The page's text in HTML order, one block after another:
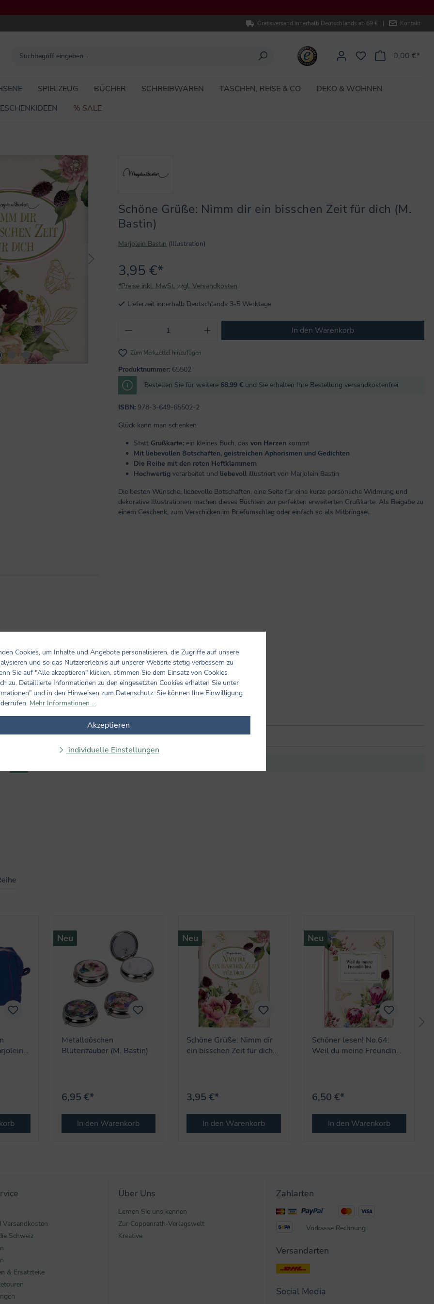
Gratisversand innerhalb Deutschlands ab 69 € | Kontakt
0,00 €*
SPIELZEUG BÜCHER SCHREIBWAREN TASCHEN, REISE & CO
DEKO & WOHNEN
% SALE
Schöne Grüße: Nimm dir ein bisschen Zeit für dich (M.
Bastin)
Marjolein Bastin (Illustration)
3,95 €*
*Preise inkl. MwSt. zzgl. Versandkosten
Lieferzeit innerhalb Deutschlands 3-5 Werktage
Produkt Anzahl: Gib den gewünschten Wert ein oder
In den Warenkorb
Zum Merkzettel hinzufügen
Produktnummer: 65502
Bestellen Sie für weitere 68,99 € und Sie erhalten Ihre Bestellung versandkostenfrei.
ISBN: 978-3-649-65502-2
Glück kann man schenken
Statt Grußkarte: ein kleines Buch, das von Herzen kommt
Mit liebevollen Botschaften, geistreichen Aphorismen und Gedichten
Die Reihe mit den roten Heftklammern
Hochwertig verarbeitet und liebevoll illustriert von Marjolein Bastin
Die besten Wünsche, liebevolle Botschaften, eine Seite für eine kurze persönliche Widmung und
dekorative Illustrationen machen dieses Büchlein zur perfekten erweiterten Grußkarte. Als Beigabe zu
einem Geschenk, zum Verschicken im Briefumschlag oder einfach so als Mitbringsel.
Neu
Metalldöschen
Blütenzauber (M. Bastin)
6,95 €*
In den Warenkorb
Neu
Schöne Grüße: Nimm dir
ein bisschen Zeit für dich
3,95 €*
In den Warenkorb
Neu
Schöner lesen! No.64:
Weil du meine Freundin
6,50 €*
In den Warenkorb
Versandkosten
Schweiz
& Ersatzteile
Über Uns
Lernen Sie uns kennen
Zur Coppenrath-Verlagswelt
Kreative
Zahlarten
Vorkasse Rechnung
Versandarten
Social Media
Cookies, um Inhalte und Angebote personalisieren, die Zugriffe auf unsere
und so das Nutzererlebnis auf unserer Website stetig verbessern zu
Sie auf "Alle akzeptieren" klicken, stimmen Sie dem Einsatz von Cookies
zu. Detaillierte Informationen zu den eingesetzten Cookies erhalten Sie unter
und in den Hinweisen zum Datenschutz. Sie können Ihre Einwilligung
Mehr Informationen ...
Akzeptieren
individuelle Einstellungen